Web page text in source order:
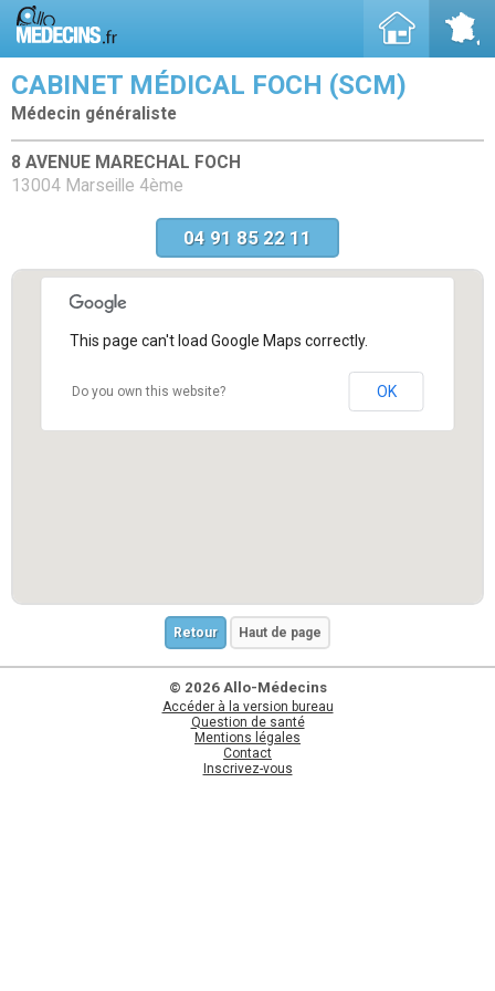
CABINET MÉDICAL FOCH (SCM)
Médecin généraliste
8 AVENUE MARECHAL FOCH
13004 Marseille 4ème
04 91 85 22 11
This page can't load Google Maps correctly.
Do you own this website? OK
Retour Haut de page
© 2026 Allo-Médecins
Accéder à la version bureau
Question de santé
Mentions légales
Contact
Inscrivez-vous